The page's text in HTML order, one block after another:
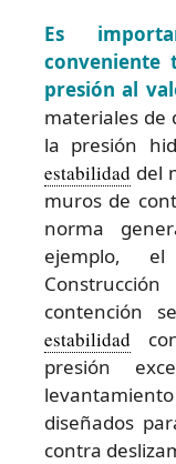
Es
presión al
materiales de
la presión
estabilidad del
muros de
norma
ejemplo,
contención
estabilidad
presión
diseñados
contra